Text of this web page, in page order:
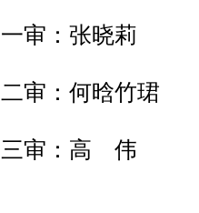
一审：张晓莉
二审：何晗竹珺
三审：高 伟